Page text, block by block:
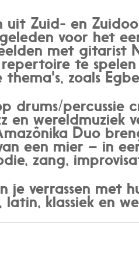
uit Zuid- en
voor het
met gitarist
te
thema's, zoals
drums/percussie
en wereldmuziek
Duo
een mier – in
zang,
je verrassen met
latin, klassiek en